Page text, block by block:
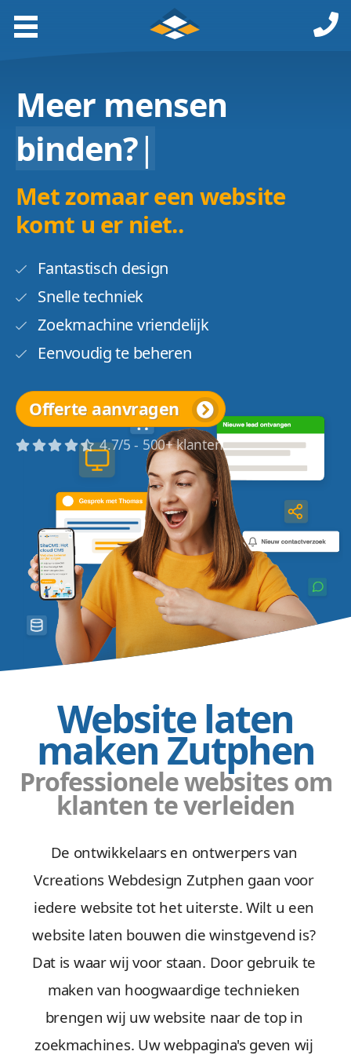
Website laten
maken Zutphen
Professionele websites om
klanten te verleiden
De ontwikkelaars en ontwerpers van
Vcreations Webdesign Zutphen gaan voor
iedere website tot het uiterste. Wilt u een
website laten bouwen die winstgevend is?
Dat is waar wij voor staan. Door gebruik te
maken van hoogwaardige technieken
brengen wij uw website naar de top in
zoekmachines. Uw webpagina's geven wij
Meer mensen
binden?|
Met zomaar een website
komt u er niet..
Fantastisch design
Snelle techniek
Zoekmachine vriendelijk
Eenvoudig te beheren
Offerte aanvragen
4.7/5 - 500+ klanten